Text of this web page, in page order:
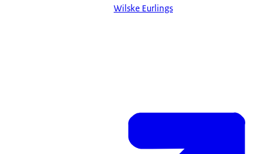
Wilske Eurlings